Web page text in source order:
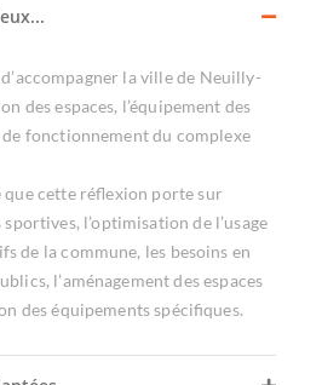
la ville de Neuilly-
des espaces, l’équipement des
fonctionnement du complexe
cette réflexion porte sur
sportives, l’optimisation de l’usage
de la commune, les besoins en
l’aménagement des espaces
des équipements spécifiques.